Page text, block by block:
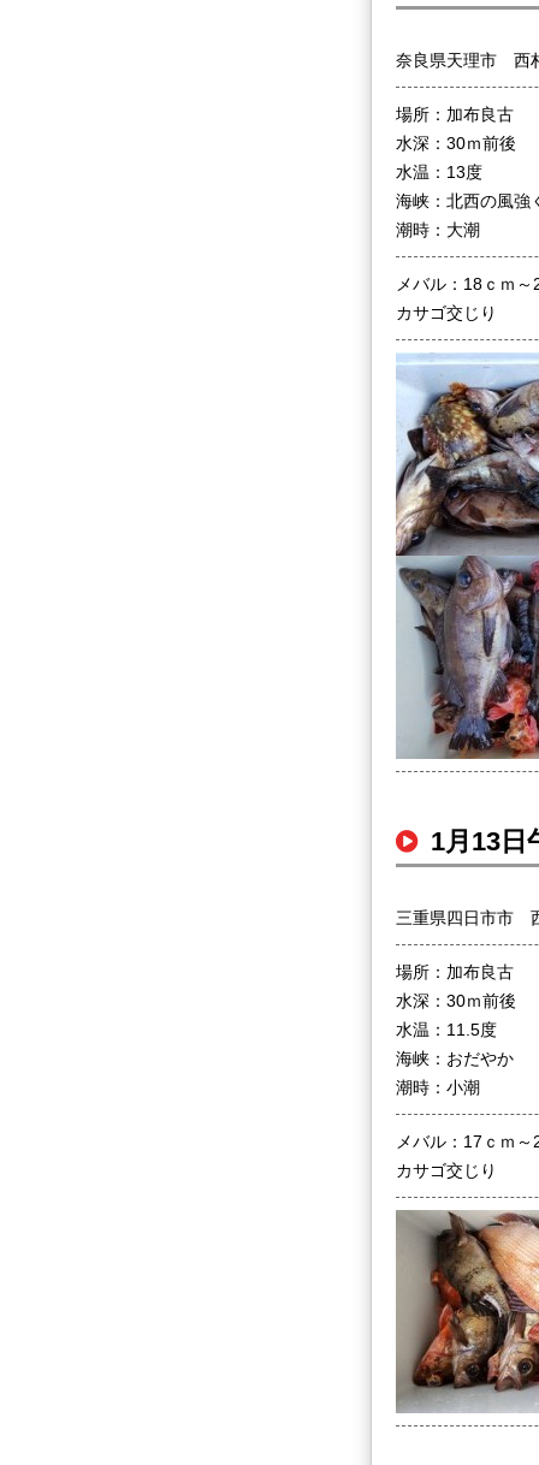
奈良県天理市 西
場所：加布良古
水深：30ｍ前後
水温：13度
海峡：北西の風強
潮時：大潮
メバル：18ｃｍ～
カサゴ交じり
1月13日
三重県四日市市
場所：加布良古
水深：30ｍ前後
水温：11.5度
海峡：おだやか
潮時：小潮
メバル：17ｃｍ～
カサゴ交じり